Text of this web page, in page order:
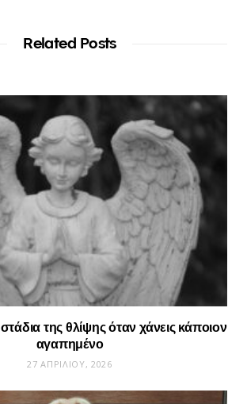
Related Posts
της θλίψης όταν χάνεις κάποιον
αγαπημένο
27 ΑΠΡΙΛΊΟΥ, 2026